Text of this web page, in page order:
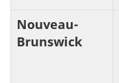
Nouveau-
Brunswick